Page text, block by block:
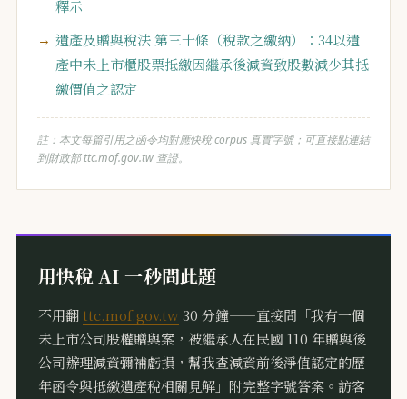
釋示
遺產及贈與稅法 第三十條（稅款之繳納）：34以遺
產中未上市櫃股票抵繳因繼承後減資致股數減少其抵
繳價值之認定
註：本文每篇引用之函令均對應快稅 corpus 真實字號；可直接點連結
到財政部 ttc.mof.gov.tw 查證。
用快稅 AI 一秒問此題
不用翻ttc.mof.gov.tw 30 分鐘——直接問「我有一個
未上市公司股權贈與案，被繼承人在民國 110 年贈與後
公司辦理減資彌補虧損，幫我查減資前後淨值認定的歷
年函令與抵繳遺產稅相關見解」附完整字號答案。訪客